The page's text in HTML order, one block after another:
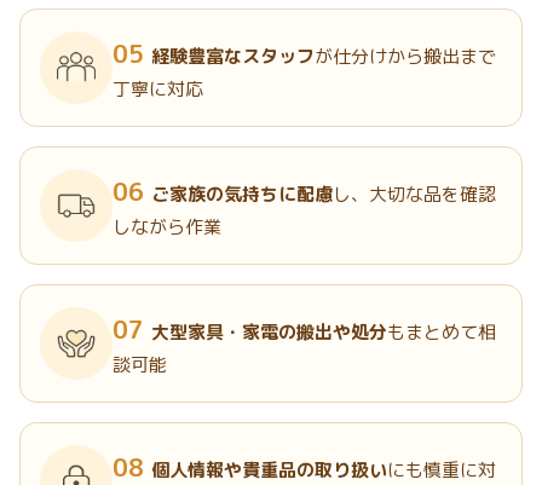
05 経験豊富なスタッフが仕分けから搬出まで
丁寧に対応
06 ご家族の気持ちに配慮し、大切な品を確認
しながら作業
07 大型家具・家電の搬出や処分もまとめて相
談可能
08 個人情報や貴重品の取り扱いにも慎重に対